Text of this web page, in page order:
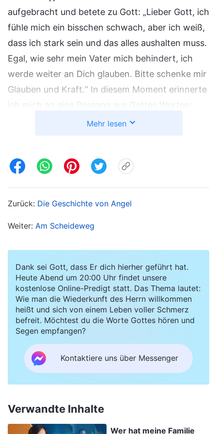
aufgebracht und betete zu Gott: „Lieber Gott, ich
fühle mich ein bisschen schwach, aber ich weiß,
dass ich stark sein und das alles aushalten muss.
Egal, wie sehr mein Vater mich behindert, ich
werde weiter an Dich glauben. Bitte schenke mir
Glauben und Kraft.“ In diesem Moment erinnerte
ich mich an eine Passage aus Gottes Worten:
Du musst Meinen Mut in deinem Inneren
gegenüberzustehen, die nicht glauben. Um
wandeln; lasse nicht zu, dass eine von Satans
trösten und dir Frieden und Freude bringen
(Das Wort, Bd. 1, Das Erscheinen und Wirken Gottes:
Kundgebungen Christi am Anfang, Kapitel 10). Die
Worte Gottes wärmten mein Herz und halfen
mir, mich zusammenzureißen. Gottes Worte
ließen mich erkennen, dass mein Vater, egal wie
sehr er mich behinderte, immer noch in Gottes
Hand war und ich ihn deshalb nicht fürchten
und Weisheit schenkt, damit ich diese Tortur
durchstehen konnte. Obwohl mein Vater mir
Mehr lesen
Zurück: Die Geschichte von Angel
Weiter: Am Scheideweg
Dank sei Gott, dass Er dich hierher geführt hat.
Heute Abend um 20:00 Uhr findet unsere
kostenlose Online-Predigt statt. Das Thema lautet:
Wie man die Wiederkunft des Herrn willkommen
heißt und sich von einem Leben voller Schmerz
befreit. Möchtest du die Worte Gottes hören und
Segen empfangen?
Kontaktiere uns über Messenger
Verwandte Inhalte
Wer hat meine Familie